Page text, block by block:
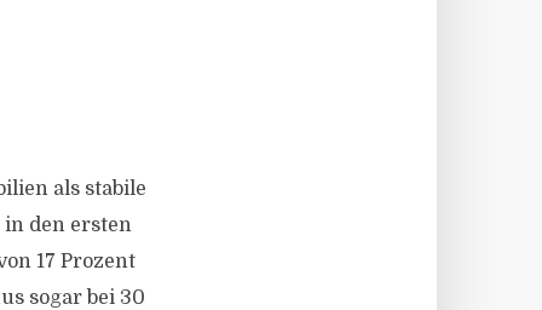
als stabile
in den ersten
17 Prozent
sogar bei 30